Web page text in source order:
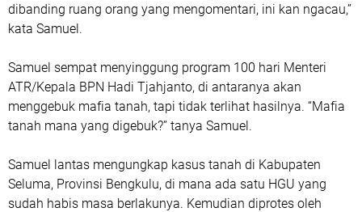
dibanding ruang orang yang mengomentari, ini kan ngacau,”
kata Samuel.
Samuel sempat menyinggung program 100 hari Menteri
ATR/Kepala BPN Hadi Tjahjanto, di antaranya akan
menggebuk mafia tanah, tapi tidak terlihat hasilnya. “Mafia
tanah mana yang digebuk?” tanya Samuel.
Samuel lantas mengungkap kasus tanah di Kabupaten
Seluma, Provinsi Bengkulu, di mana ada satu HGU yang
sudah habis masa berlakunya. Kemudian diprotes oleh